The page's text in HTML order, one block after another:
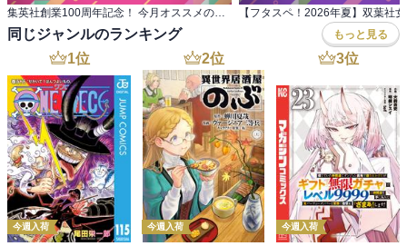
同じジャンルのランキング もっと見る
1位
今週入荷
2位
今週入荷
3位
今週入荷